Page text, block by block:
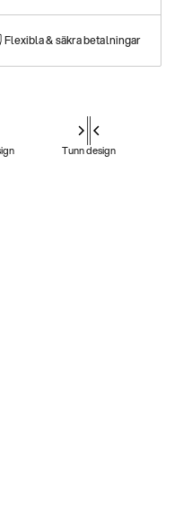
Flexibla & säkra betalningar
Tunn design